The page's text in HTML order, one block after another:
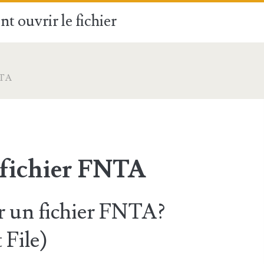
ouvrir le fichier
FNTA
fichier FNTA?
File)